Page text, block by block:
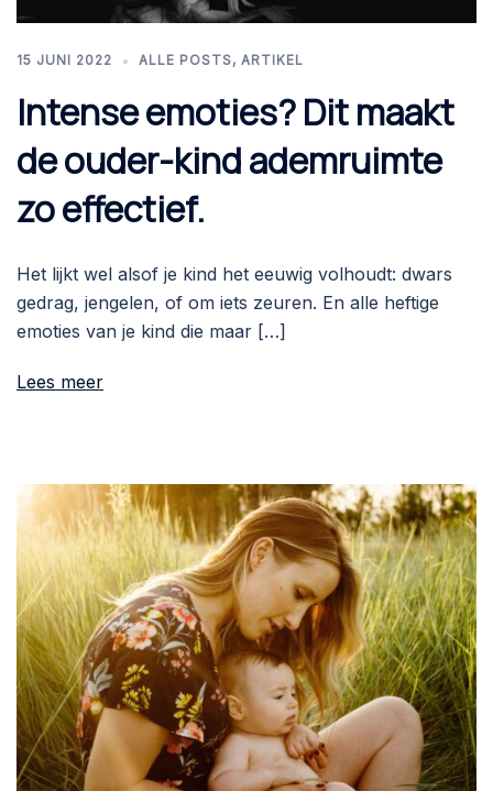
15 JUNI 2022 ALLE POSTS, ARTIKEL
Intense emoties? Dit maakt
de ouder-kind ademruimte
zo effectief.
Het lijkt wel alsof je kind het eeuwig volhoudt: dwars
gedrag, jengelen, of om iets zeuren. En alle heftige
emoties van je kind die maar […]
Lees meer